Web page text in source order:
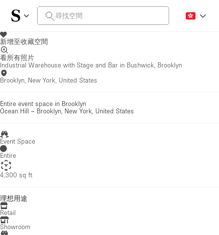
新增至收藏空間
看所有照片
Industrial Warehouse with Stage and Bar in Bushwick, Brooklyn
Brooklyn, New York, United States
Entire event space in Brooklyn
Ocean Hill – Brooklyn, New York, United States
Event Space
Entire
4,300 sq ft
理想用途
Retail
Showroom